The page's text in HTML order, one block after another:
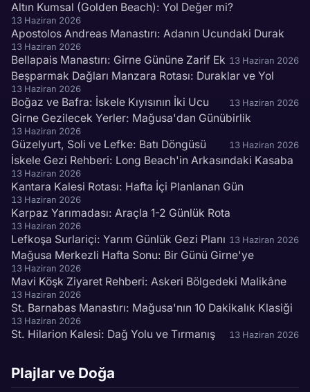
Altın Kumsal (Golden Beach): Yol Değer mi?
13 Haziran 2026
Apostolos Andreas Manastırı: Adanın Ucundaki Durak
13 Haziran 2026
Bellapais Manastırı: Girne Gününe Zarif Ek 13 Haziran 2026
Beşparmak Dağları Manzara Rotası: Duraklar ve Yol
13 Haziran 2026
Boğaz ve Bafra: İskele Kıyısının İki Ucu 13 Haziran 2026
Girne Gezilecek Yerler: Mağusa'dan Günübirlik
13 Haziran 2026
Güzelyurt, Soli ve Lefke: Batı Döngüsü 13 Haziran 2026
İskele Gezi Rehberi: Long Beach'in Arkasındaki Kasaba
13 Haziran 2026
Kantara Kalesi Rotası: Hafta İçi Planlanan Gün
13 Haziran 2026
Karpaz Yarımadası: Araçla 1-2 Günlük Rota
13 Haziran 2026
Lefkoşa Surlariçi: Yarım Günlük Gezi Planı 13 Haziran 2026
Mağusa Merkezli Hafta Sonu: Bir Günü Girne'ye
13 Haziran 2026
Mavi Köşk Ziyaret Rehberi: Askeri Bölgedeki Malikâne
13 Haziran 2026
St. Barnabas Manastırı: Mağusa'nın 10 Dakikalık Klasiği
13 Haziran 2026
St. Hilarion Kalesi: Dağ Yolu ve Tırmanış 13 Haziran 2026
Plajlar ve Doğa